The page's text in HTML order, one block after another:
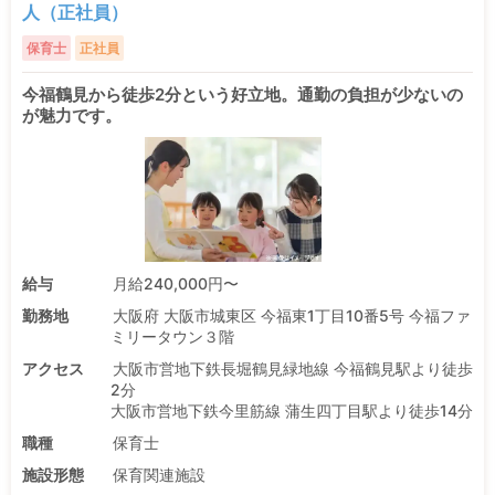
人（正社員）
保育士 正社員
今福鶴見から徒歩2分という好立地。通勤の負担が少ないの
が魅力です。
給与
月給240,000円〜
勤務地
大阪府 大阪市城東区 今福東1丁目10番5号 今福ファ
ミリータウン３階
アクセス
大阪市営地下鉄長堀鶴見緑地線 今福鶴見駅より徒歩
2分
大阪市営地下鉄今里筋線 蒲生四丁目駅より徒歩14分
職種
保育士
施設形態
保育関連施設